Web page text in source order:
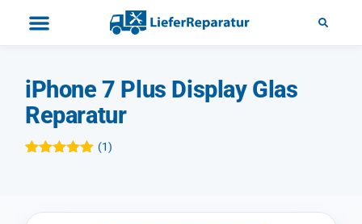
iPhone 7 Plus Display Glas
Reparatur
Kundenbewertung
(1)